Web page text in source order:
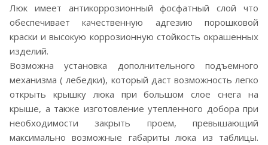
Люк имеет антикоррозионный фосфатный слой что
обеспечивает качественную адгезию порошковой
краски и высокую коррозионную стойкость окрашенных
изделий.
Возможна установка дополнительного подъемного
механизма ( лебедки), который даст возможность легко
открыть крышку люка при большом слое снега на
крыше, а также изготовление утепленного добора при
необходимости закрыть проем, превышающий
максимально возможные габариты люка из таблицы.